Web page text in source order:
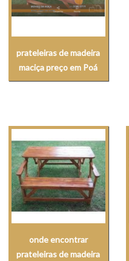
prateleiras de madeira
maciça preço em Poá
onde encontrar
prateleiras de madeira